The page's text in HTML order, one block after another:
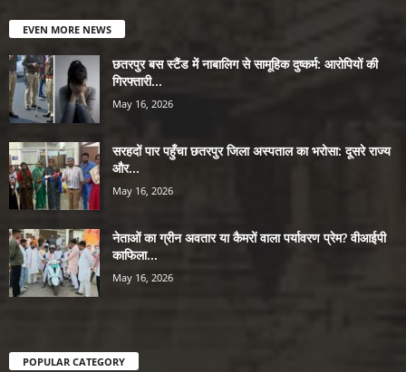
EVEN MORE NEWS
छतरपुर बस स्टैंड में नाबालिग से सामूहिक दुष्कर्म: आरोपियों की
गिरफ्तारी...
May 16, 2026
सरहदों पार पहुँचा छतरपुर जिला अस्पताल का भरोसा: दूसरे राज्य
और...
May 16, 2026
नेताओं का ग्रीन अवतार या कैमरों वाला पर्यावरण प्रेम? वीआईपी
काफिला...
May 16, 2026
POPULAR CATEGORY